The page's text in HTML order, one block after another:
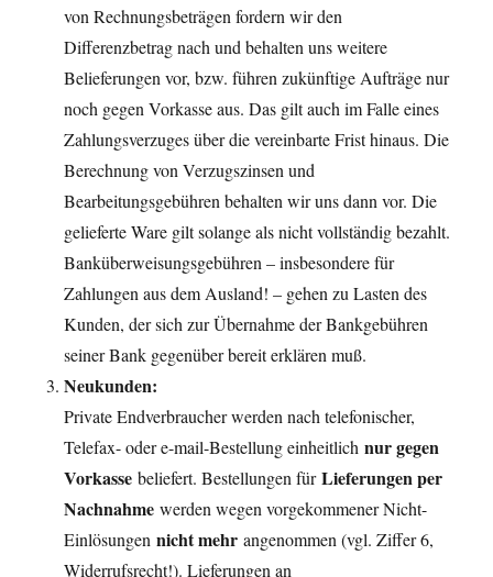
von Rechnungsbeträgen fordern wir den
Differenzbetrag nach und behalten uns weitere
Belieferungen vor, bzw. führen zukünftige Aufträge nur
noch gegen Vorkasse aus. Das gilt auch im Falle eines
Zahlungsverzuges über die vereinbarte Frist hinaus. Die
Berechnung von Verzugszinsen und
Bearbeitungsgebühren behalten wir uns dann vor. Die
gelieferte Ware gilt solange als nicht vollständig bezahlt.
Banküberweisungsgebühren – insbesondere für
Zahlungen aus dem Ausland! – gehen zu Lasten des
Kunden, der sich zur Übernahme der Bankgebühren
seiner Bank gegenüber bereit erklären muß.
Neukunden:
Private Endverbraucher werden nach telefonischer,
Telefax- oder e-mail-Bestellung einheitlichnur gegen
Vorkasse beliefert. Bestellungen fürLieferungen per
Nachnahme werden wegen vorgekommener Nicht-
Einlösungennicht mehr angenommen (vgl. Ziffer 6,
Widerrufsrecht!). Lieferungen an